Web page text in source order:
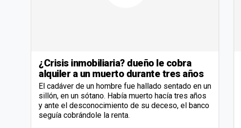
¿Crisis inmobiliaria? dueño le cobra
alquiler a un muerto durante tres años
El cadáver de un hombre fue hallado sentado en un
sillón, en un sótano. Había muerto hacía tres años
y ante el desconocimiento de su deceso, el banco
seguía cobrándole la renta.